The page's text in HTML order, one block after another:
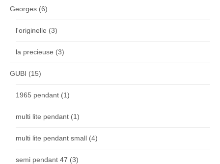
Georges (6)
l'originelle (3)
la precieuse (3)
GUBI (15)
1965 pendant (1)
multi lite pendant (1)
multi lite pendant small (4)
semi pendant 47 (3)